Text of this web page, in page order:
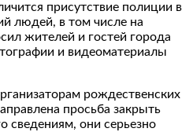
присутствие полиции в
людей, в том числе на
жителей и гостей города
и видеоматериалы
рождественских
просьба закрыть
сведениям, они серьезно